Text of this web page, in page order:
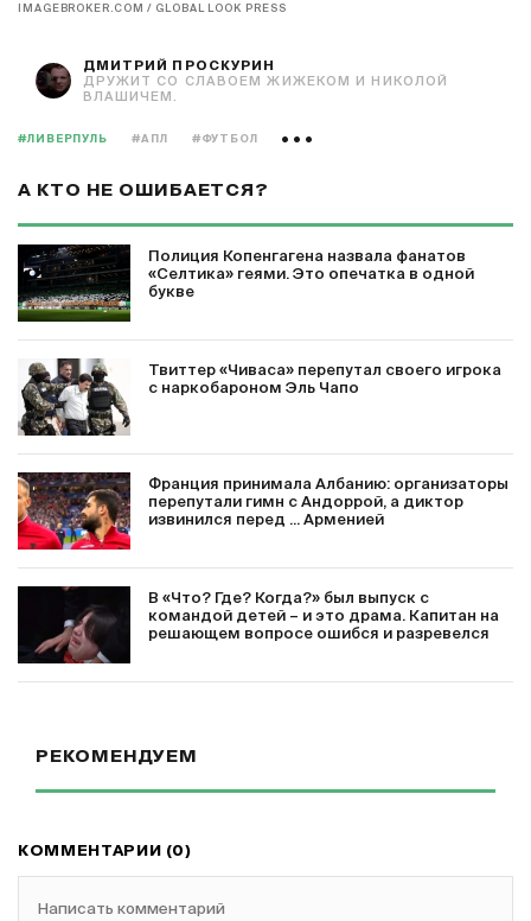
IMAGEBROKER.COM / GLOBAL LOOK PRESS
ДМИТРИЙ ПРОСКУРИН
ДРУЖИТ СО СЛАВОЕМ ЖИЖЕКОМ И НИКОЛОЙ
ВЛАШИЧЕМ.
#ЛИВЕРПУЛЬ #АПЛ #ФУТБОЛ
А КТО НЕ ОШИБАЕТСЯ?
Полиция Копенгагена назвала фанатов
«Селтика» геями. Это опечатка в одной
букве
Твиттер «Чиваса» перепутал своего игрока
с наркобароном Эль Чапо
Франция принимала Албанию: организаторы
перепутали гимн с Андоррой, а диктор
извинился перед ... Арменией
В «Что? Где? Когда?» был выпуск с
командой детей – и это драма. Капитан на
решающем вопросе ошибся и разревелся
РЕКОМЕНДУЕМ
КОММЕНТАРИИ (0)
Написать комментарий